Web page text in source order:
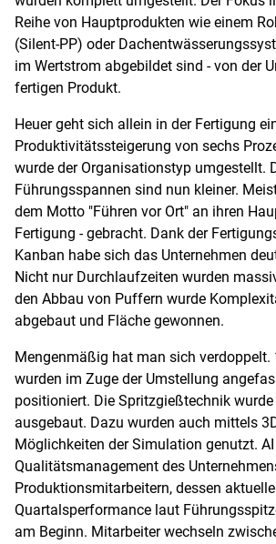
Reihe von Hauptprodukten wie einem
(Silent-PP) oder
im Wertstrom abgebildet sind - von der
fertigen Produkt.
Heuer geht sich allein in der Fertigung
Produktivitätssteigerung von sechs
wurde der Organisationstyp umgestellt.
Führungsspannen sind nun kleiner.
dem Motto "Führen vor Ort" an ihren
Fertigung - gebracht. Dank der
Kanban habe sich das Unternehmen
Nicht nur Durchlaufzeiten wurden
den Abbau von Puffern wurde
abgebaut und Fläche gewonnen.
Mengenmäßig hat man sich verdoppelt.
wurden im Zuge der Umstellung
positioniert. Die Spritzgießtechnik
ausgebaut. Dazu wurden auch mittels
Möglichkeiten der Simulation genutzt.
Qualitätsmanagement des
Produktionsmitarbeitern, dessen aktuelle
Quartalsperformance laut
am Beginn. Mitarbeiter wechseln